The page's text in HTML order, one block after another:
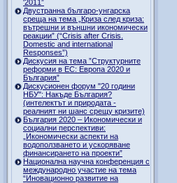
'2011”
Двустранна българо-унгарска
среща на тема „Криза след криза:
вътрешни и външни икономически
реакции” (“Crisis after Crisis.
Domestic and international
Responses”)
Дискусия на тема ”Структурните
реформи в ЕС: Европа 2020 и
България”
Дискусионен форум "20 години
НБУ": Накъде България?
(интелектът и природата -
реалният ни шанс срещу кризите)
България 2020 – Икономически и
социални перспективи:
„Икономически аспекти на
водоползването и ускоряване
финансирането на проекти”
Национална научна конференция с
международно участие на тема
“Иновационно развитие на